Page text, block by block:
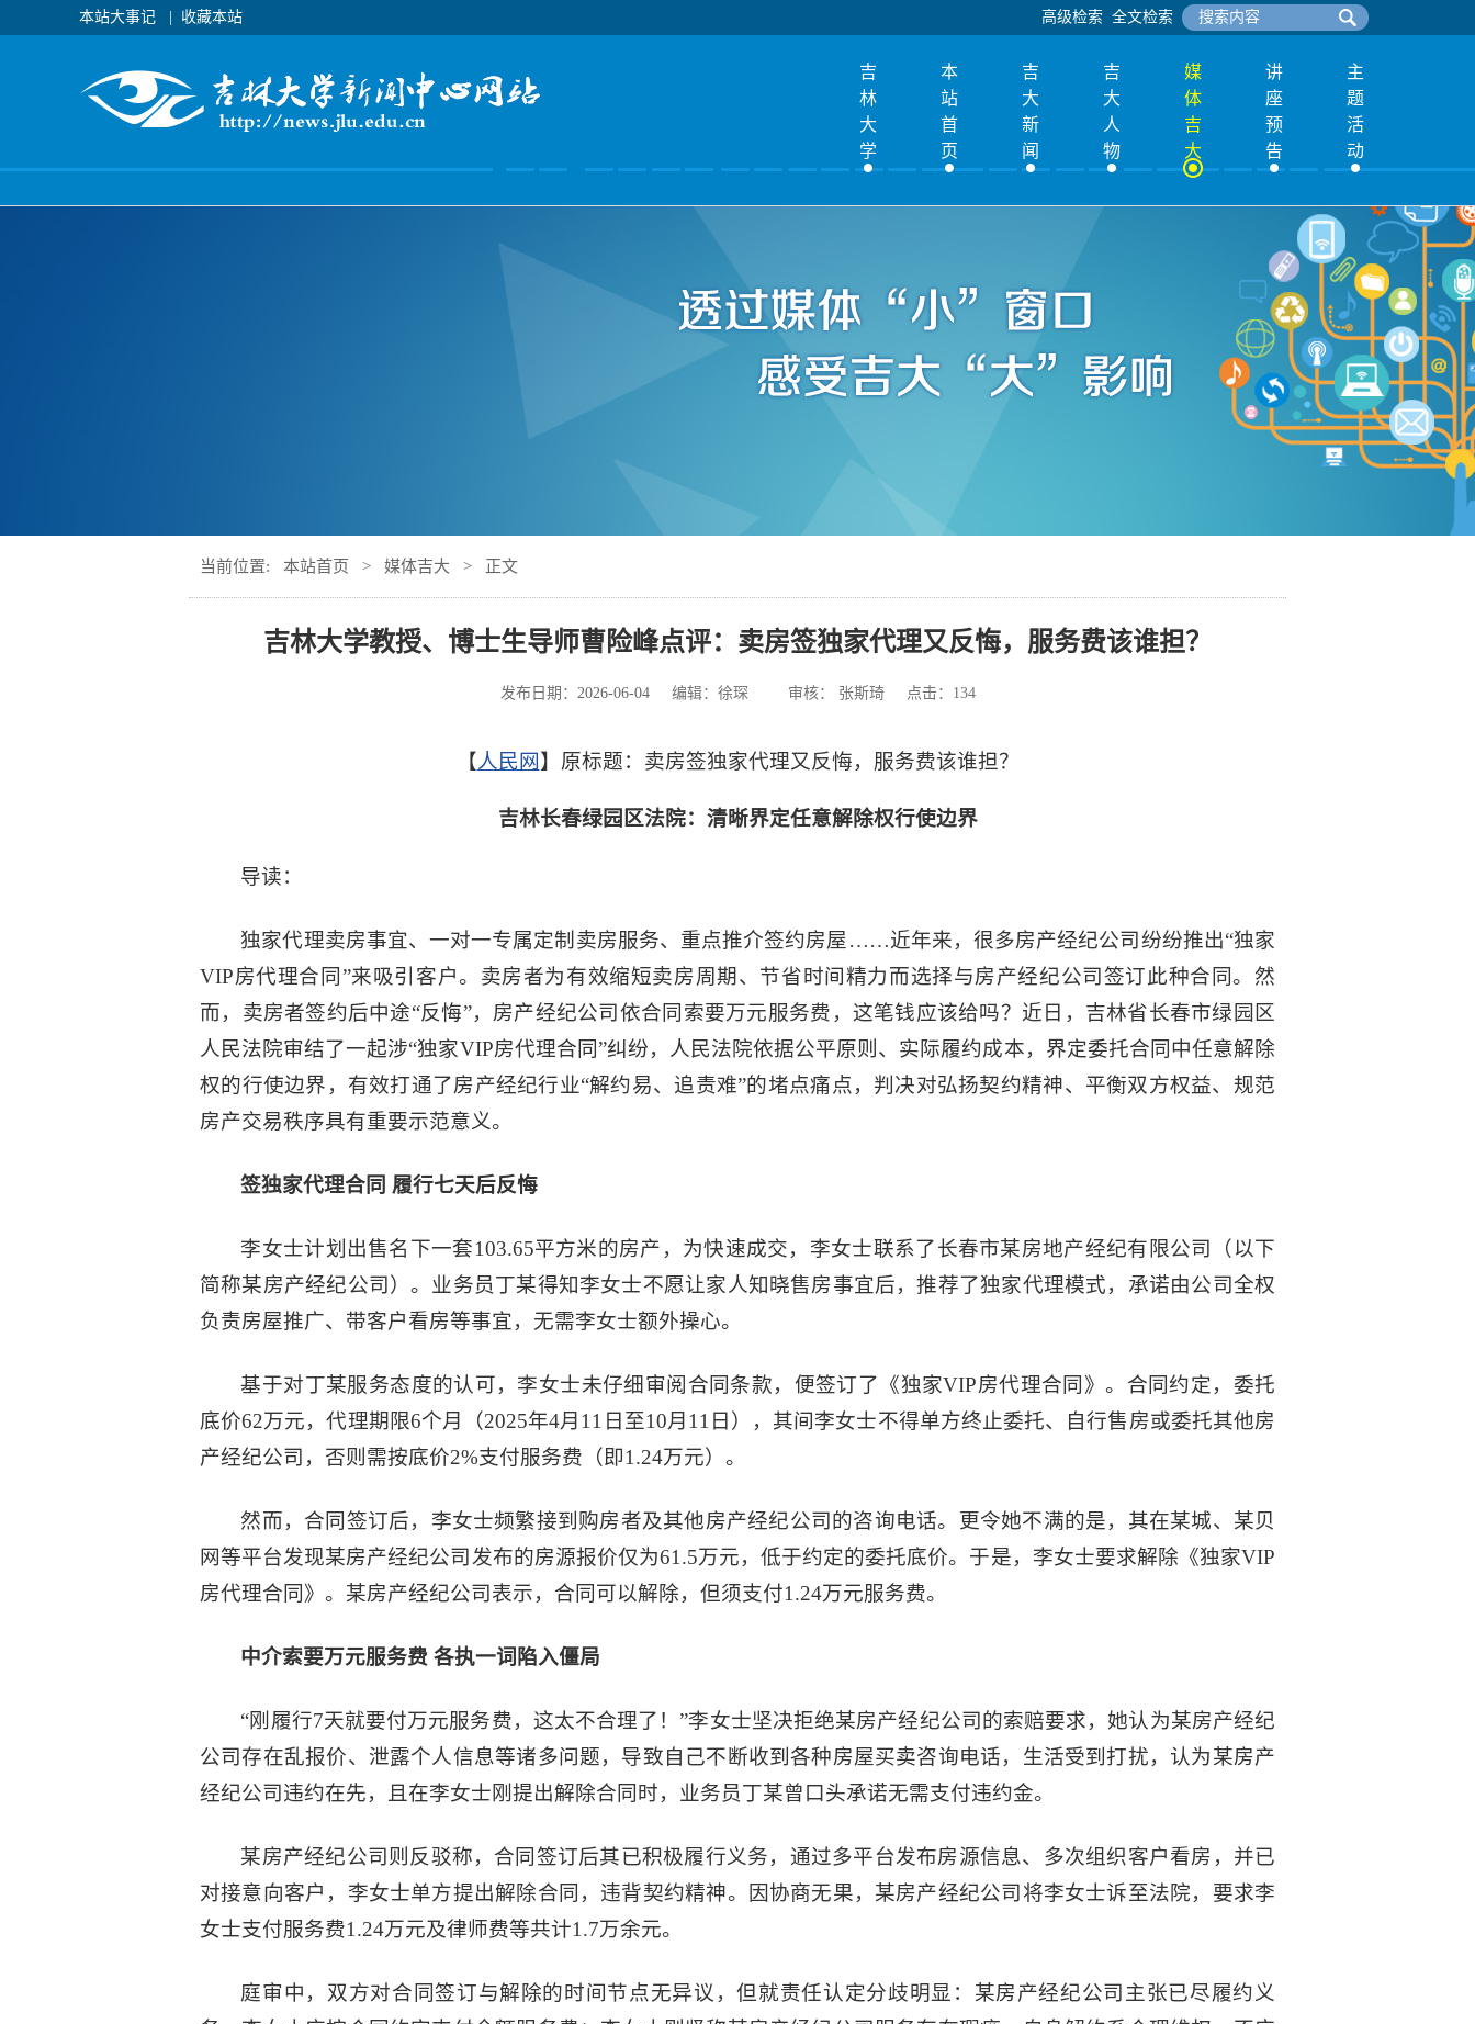
本站大事记 收藏本站 高级检索 全文检索
吉
林
大
学
本
站
首
页
吉
大
新
闻
吉
大
人
物
媒
体
吉
大
讲
座
预
告
主
题
活
动
当前位置: 本站首页 > 媒体吉大 > 正文
吉林大学教授、博士生导师曹险峰点评：卖房签独家代理又反悔，服务费该谁担？
发布日期： 2026-06-04编辑：徐琛 审核： 张斯琦 点击： 134
【人民网 】原标题：卖房签独家代理又反悔，服务费该谁担？
吉林长春绿园区法院：清晰界定任意解除权行使边界
导读：
独家代理卖房事宜、一对一专属定制卖房服务、重点推介签约房屋……近年来，很多房产经纪公司纷纷推出“独家
VIP房代理合同”来吸引客户。卖房者为有效缩短卖房周期、节省时间精力而选择与房产经纪公司签订此种合同。然
而，卖房者签约后中途“反悔”，房产经纪公司依合同索要万元服务费，这笔钱应该给吗？近日，吉林省长春市绿园区
人民法院审结了一起涉“独家VIP房代理合同”纠纷，人民法院依据公平原则、实际履约成本，界定委托合同中任意解除
权的行使边界，有效打通了房产经纪行业“解约易、追责难”的堵点痛点，判决对弘扬契约精神、平衡双方权益、规范
房产交易秩序具有重要示范意义。
签独家代理合同 履行七天后反悔
李女士计划出售名下一套103.65平方米的房产，为快速成交，李女士联系了长春市某房地产经纪有限公司（以下
简称某房产经纪公司）。业务员丁某得知李女士不愿让家人知晓售房事宜后，推荐了独家代理模式，承诺由公司全权
负责房屋推广、带客户看房等事宜，无需李女士额外操心。
基于对丁某服务态度的认可，李女士未仔细审阅合同条款，便签订了《独家VIP房代理合同》。合同约定，委托
底价62万元，代理期限6个月（2025年4月11日至10月11日），其间李女士不得单方终止委托、自行售房或委托其他房
产经纪公司，否则需按底价2%支付服务费（即1.24万元）。
然而，合同签订后，李女士频繁接到购房者及其他房产经纪公司的咨询电话。更令她不满的是，其在某城、某贝
网等平台发现某房产经纪公司发布的房源报价仅为61.5万元，低于约定的委托底价。于是，李女士要求解除《独家VIP
房代理合同》。某房产经纪公司表示，合同可以解除，但须支付1.24万元服务费。
中介索要万元服务费 各执一词陷入僵局
“刚履行7天就要付万元服务费，这太不合理了！”李女士坚决拒绝某房产经纪公司的索赔要求，她认为某房产经纪
公司存在乱报价、泄露个人信息等诸多问题，导致自己不断收到各种房屋买卖咨询电话，生活受到打扰，认为某房产
经纪公司违约在先，且在李女士刚提出解除合同时，业务员丁某曾口头承诺无需支付违约金。
某房产经纪公司则反驳称，合同签订后其已积极履行义务，通过多平台发布房源信息、多次组织客户看房，并已
对接意向客户，李女士单方提出解除合同，违背契约精神。因协商无果，某房产经纪公司将李女士诉至法院，要求李
女士支付服务费1.24万元及律师费等共计1.7万余元。
庭审中，双方对合同签订与解除的时间节点无异议，但就责任认定分歧明显：某房产经纪公司主张已尽履约义